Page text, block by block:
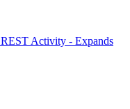
REST Activity - Expands